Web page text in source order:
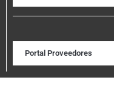
Portal Proveedores